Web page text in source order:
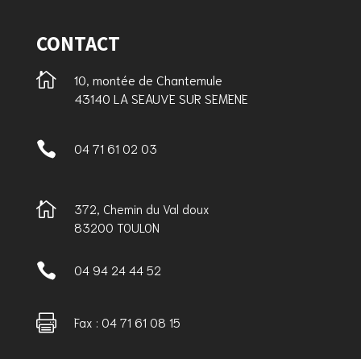
CONTACT

10, montée de Chantemule
43140 LA SEAUVE SUR SEMENE
 04 71 61 02 03

372, Chemin du Val doux
83200 TOULON
 04 94 24 44 52
 Fax : 04 71 61 08 15